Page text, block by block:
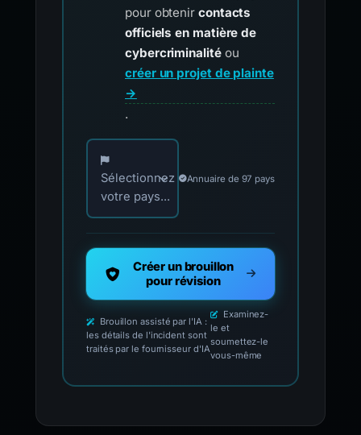
pour obtenir contacts
officiels en matière de
cybercriminalitéou
créer un projet de plainte
→
.
Choisissez votre pays pour les contacts
Sélectionnez
votre pays...
Annuaire de 97 pays
Créer un brouillon
pour révision
Brouillon assisté par l'IA :
les détails de l'incident sont
traités par le fournisseur d'IA
Examinez-
le et
soumettez-le
vous-même